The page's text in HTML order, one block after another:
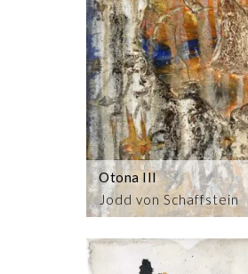
Jodd von Schaffstein
Otona III